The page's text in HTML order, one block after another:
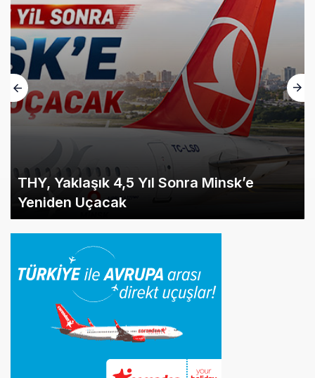
THY, Yaklaşık 4,5 Yıl Sonra Minsk’e
Yeniden Uçacak